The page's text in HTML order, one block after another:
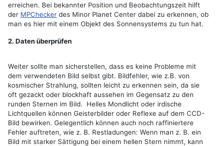
erreichen. Bei bekannter Position und Beobachtungszeit hilft
der MPChecker des Minor Planet Center dabei zu erkennen, ob
man es hier mit einem Objekt des Sonnensystems zu tun hat.
2. Daten überprüfen
Weiter sollte man sicherstellen, dass es keine Probleme mit
dem verwendeten Bild selbst gibt. Bildfehler, wie z.B. von
kosmischer Strahlung, sollten leicht zu erkennen sein, da sie
oft gezackt oder blockhaft aussehen im Gegensatz zu den
runden Sternen im Bild. Helles Mondlicht oder irdische
Lichtquellen können Geisterbilder oder Reflexe auf dem CCD-
Bild bewirken. Gelegentlich können auch noch raffiniertere
Fehler auftreten, wie z. B. Restladungen: Wenn man z. B. ein
Bild mit starker Sättigung bei einem hellen Stern nimmt, kann